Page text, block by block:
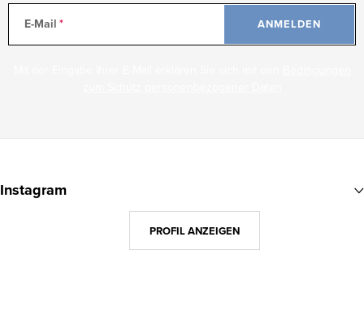
E-Mail ANMELDEN
uInstagram
PROFIL ANZEIGEN